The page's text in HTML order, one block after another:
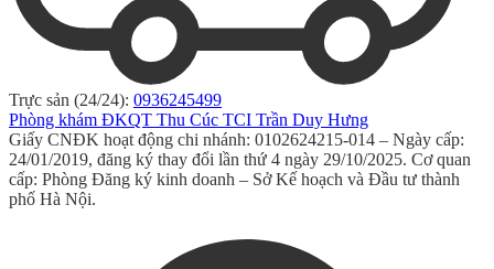
Trực sản (24/24): 0936245499
Phòng khám ĐKQT Thu Cúc TCI Trần Duy Hưng
Giấy CNĐK hoạt động chi nhánh: 0102624215-014 – Ngày cấp:
24/01/2019, đăng ký thay đổi lần thứ 4 ngày 29/10/2025. Cơ quan
cấp: Phòng Đăng ký kinh doanh – Sở Kế hoạch và Đầu tư thành
phố Hà Nội.